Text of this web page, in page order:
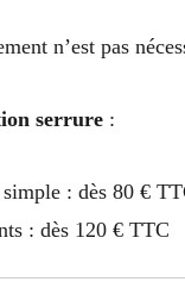
n’est pas
serrure:
: dès 80 €
: dès 120 € TTC